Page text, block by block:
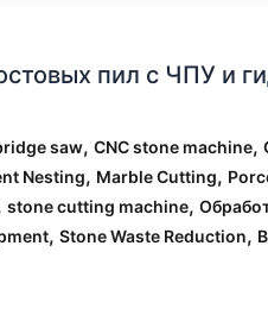
пил с ЧПУ и
saw, CNC stone machine,
Nesting, Marble Cutting,
stone cutting machine,
, Stone Waste Reduction,